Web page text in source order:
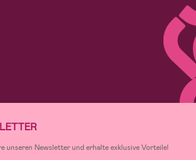
unseren Newsletter und erhalte exklusive Vorteile!